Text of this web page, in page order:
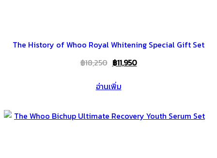
The History of Whoo Royal Whitening Special Gift Set
฿18,250 Original
was:
฿11,950Current
อ่านเพิ่ม